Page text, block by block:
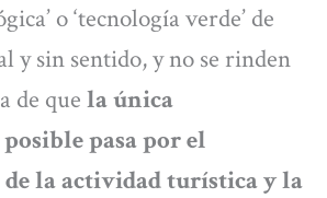
o ‘tecnología verde’ de
y sin sentido, y no se rinden
de que la única
pasa por el
la actividad turística y la